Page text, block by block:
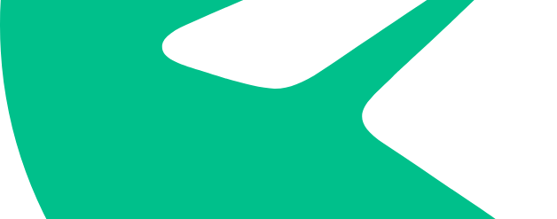
大多既有的 CDN 廠商都